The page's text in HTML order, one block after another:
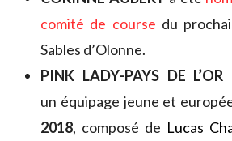
comité de course du
Sables d’Olonne.
PINK LADY-PAYS DE L’OR
un équipage jeune et
2018, composé de Lucas